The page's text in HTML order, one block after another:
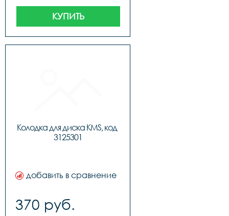
m465, m475, m485, m495,
m395, cx75, c501, c601
tektro aurgia, auriga comp,
aquila
КУПИТЬ
Колодка для диска KMS, код
3125301
добавить в сравнение
370 руб.